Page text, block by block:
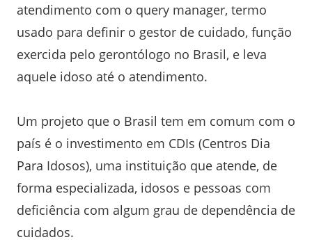
atendimento com o query manager, termo
usado para definir o gestor de cuidado, função
exercida pelo gerontólogo no Brasil, e leva
aquele idoso até o atendimento.
Um projeto que o Brasil tem em comum com o
país é o investimento em CDIs (Centros Dia
Para Idosos), uma instituição que atende, de
forma especializada, idosos e pessoas com
deficiência com algum grau de dependência de
cuidados.